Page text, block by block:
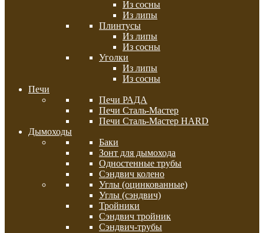
Из сосны
Из липы
Плинтусы
Из липы
Из сосны
Уголки
Из липы
Из сосны
Печи
Печи РАДА
Печи Сталь-Мастер
Печи Сталь-Мастер HARD
Дымоходы
Баки
Зонт для дымохода
Одностенные трубы
Сэндвич колено
Углы (оцинкованные)
Углы (сэндвич)
Тройники
Сэндвич тройник
Сэндвич-трубы